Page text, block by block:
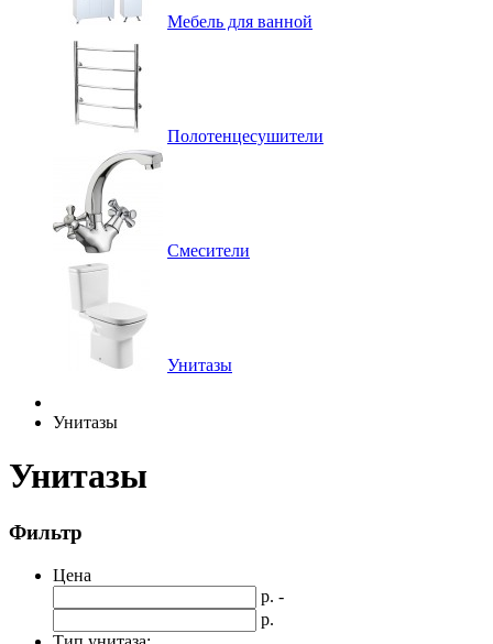
Мебель для ванной
Полотенцесушители
Смесители
Унитазы
Унитазы
Унитазы
Фильтр
Цена
р. -
р.